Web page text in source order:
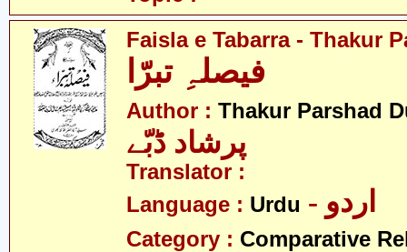
Faisla e Tabarra - Thakur
فیصلہِ تبرّا
Author : Thakur Parshad
پرشاد ڈبّے
Translator :
Language : Urdu - اردو
Category : Comparative